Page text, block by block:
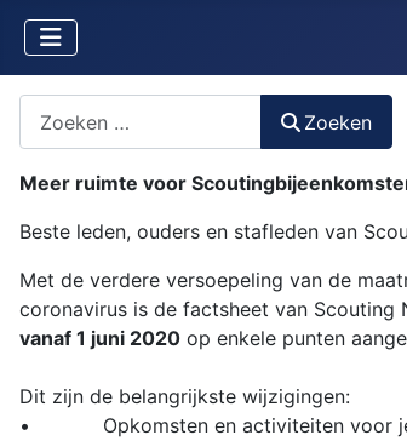
Zoeken
Meer ruimte voor
Beste leden, ouders en stafleden van
Met de verdere versoepeling van de
coronavirus is de factsheet van Scouting
vanaf 1 juni 2020 op enkele punten
Dit zijn de belangrijkste wijzigingen:
• Opkomsten en activiteiten voor